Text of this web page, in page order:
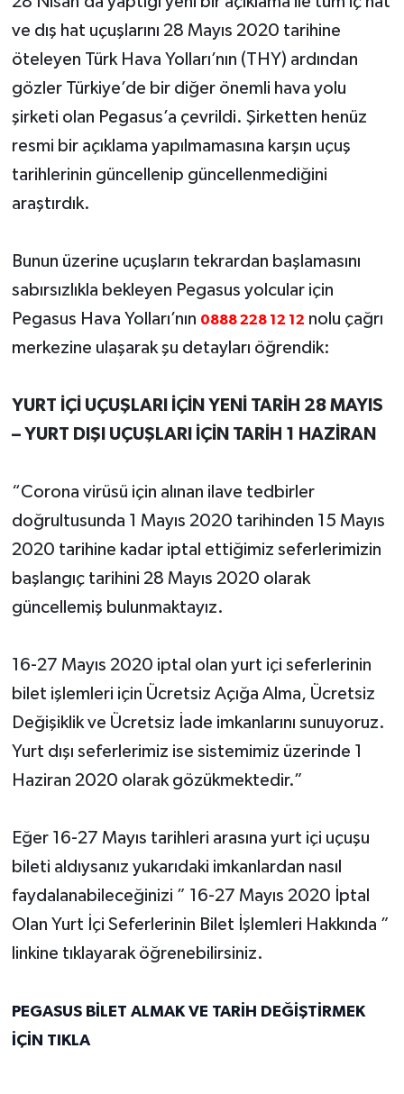
ve dış hat uçuşlarını 28 Mayıs 2020 tarihine
öteleyen Türk Hava Yolları’nın (THY) ardından
gözler Türkiye’de bir diğer önemli hava yolu
şirketi olan Pegasus’a çevrildi. Şirketten henüz
resmi bir açıklama yapılmamasına karşın uçuş
tarihlerinin güncellenip güncellenmediğini
araştırdık.
Bunun üzerine uçuşların tekrardan başlamasını
sabırsızlıkla bekleyen Pegasus yolcular için
Pegasus Hava Yolları’nın 0888 228 12 12 nolu çağrı
merkezine ulaşarak şu detayları öğrendik:
YURT İÇİ UÇUŞLARI İÇİN YENİ TARİH 28 MAYIS
– YURT DIŞI UÇUŞLARI İÇİN TARİH 1 HAZİRAN
“Corona virüsü için alınan ilave tedbirler
doğrultusunda 1 Mayıs 2020 tarihinden 15 Mayıs
2020 tarihine kadar iptal ettiğimiz seferlerimizin
başlangıç tarihini 28 Mayıs 2020 olarak
güncellemiş bulunmaktayız.
16-27 Mayıs 2020 iptal olan yurt içi seferlerinin
bilet işlemleri için Ücretsiz Açığa Alma, Ücretsiz
Değişiklik ve Ücretsiz İade imkanlarını sunuyoruz.
Yurt dışı seferlerimiz ise sistemimiz üzerinde 1
Haziran 2020 olarak gözükmektedir.”
Eğer 16-27 Mayıs tarihleri arasına yurt içi uçuşu
bileti aldıysanız yukarıdaki imkanlardan nasıl
faydalanabileceğinizi ” 16-27 Mayıs 2020 İptal
Olan Yurt İçi Seferlerinin Bilet İşlemleri Hakkında ”
linkine tıklayarak öğrenebilirsiniz.
PEGASUS BİLET ALMAK VE TARİH DEĞİŞTİRMEK
İÇİN TIKLA